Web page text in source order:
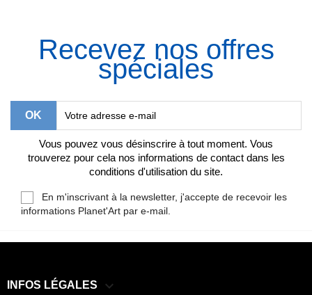
Recevez nos offres
spéciales
Vous pouvez vous désinscrire à tout moment. Vous
trouverez pour cela nos informations de contact dans les
conditions d'utilisation du site.
En m'inscrivant à la newsletter, j'accepte de recevoir les
informations Planet'Art par e-mail.
INFOS LÉGALES 